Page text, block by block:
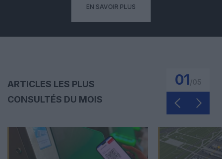
EN SAVOIR PLUS
ARTICLES LES PLUS
CONSULTÉS DU MOIS
01